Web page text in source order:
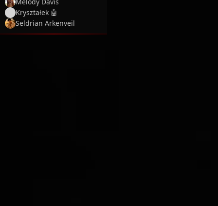
Kryształek 🤖
Seldrian Arkenveil